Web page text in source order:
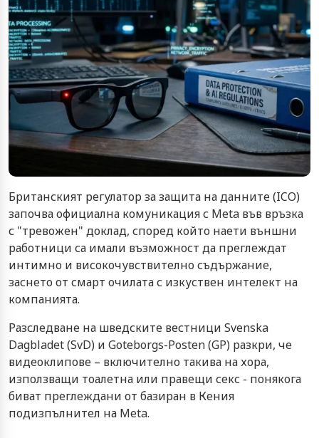
Британският регулатор за защита на данните (ICO)
започва официална комуникация с Meta във връзка
с "тревожен" доклад, според който наети външни
работници са имали възможност да преглеждат
интимно и високочувствително съдържание,
заснето от смарт очилата с изкуствен интелект на
компанията.
Разследване на шведските вестници Svenska
Dagbladet (SvD) и Goteborgs-Posten (GP) разкри, че
видеоклипове – включително такива на хора,
използващи тоалетна или правещи секс - понякога
биват преглеждани от базиран в Кения
подизпълнител на Meta.